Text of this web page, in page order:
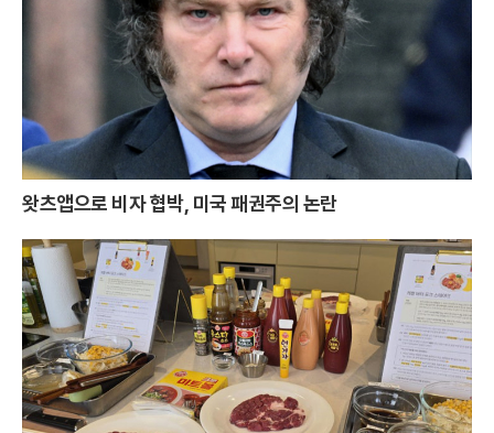
왓츠앱으로 비자 협박, 미국 패권주의 논란